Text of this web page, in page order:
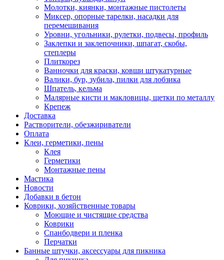
Молотки, киянки, монтажные пистолеты
Миксер, опорные тарелки, насадки для
перемешивания
Уровни, угольники, рулетки, подвесы, профиль
Заклепки и заклепочники, шпагат, скобы,
степлеры
Плиткорез
Ванночки для краски, ковши штукатурные
Валики, бур, зубила, пилки для лобзика
Шпатель, кельма
Малярные кисти и макловицы, щетки по металлу
Крепеж
Доставка
Растворители, обезжириватели
Оплата
Клеи, герметики, пены
Клея
Герметики
Монтажные пены
Мастика
Новости
Добавки в бетон
Коврики, хозяйственные товары
Моющие и чистящие средства
Коврики
Спанбодвери и пленка
Перчатки
Банные штучки, аксессуары для пикника